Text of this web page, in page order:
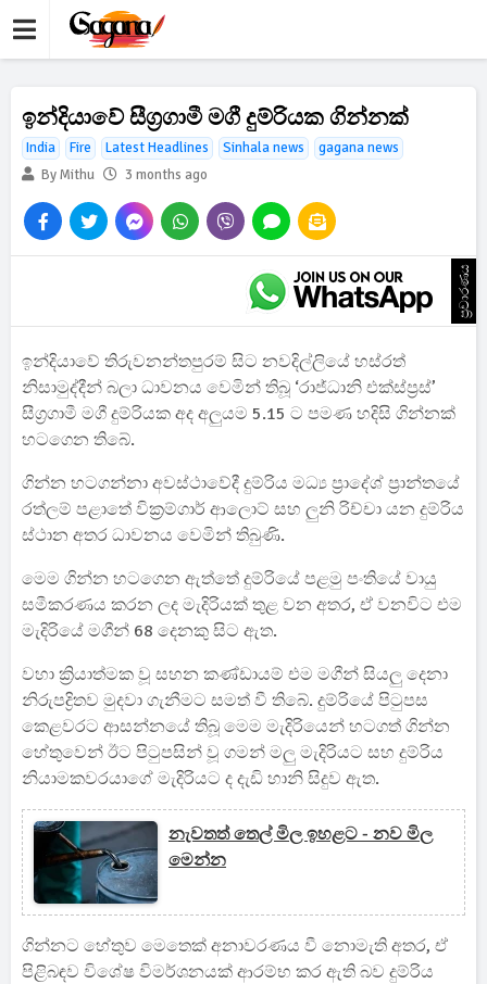
ඉන්දියාවේ සීග්‍රගාමී මගී දුම්රියක ගින්නක්
India Fire Latest Headlines Sinhala news
gagana news
By Mithu
3 months ago
ප්‍රචාරණය
ඉන්දියාවේ තිරුවනන්තපුරම් සිට නවදිල්ලියේ හස්රත්
නිසාමුද්දීන් බලා ධාවනය වෙමින් තිබූ ‘රාජ්ධානි එක්ස්ප්‍රස්’
සීග්‍රගාමී මගී දුම්රියක අද අලුයම 5.15 ට පමණ හදිසි ගින්නක්
හටගෙන තිබේ.
ගින්න හටගන්නා අවස්ථාවේදී දුම්රිය මධ්‍ය ප්‍රාදේශ් ප්‍රාන්තයේ
රත්ලම් පළාතේ වික්‍රම්ගාර් ආලොට් සහ ලුනි රිච්චා යන දුම්රිය
ස්ථාන අතර ධාවනය වෙමින් තිබුණි.
මෙම ගින්න හටගෙන ඇත්තේ දුම්රියේ පළමු පංතියේ වායු
සමීකරණය කරන ලද මැදිරියක් තුළ වන අතර, ඒ වනවිට එම
මැදිරියේ මගීන් 68 දෙනකු සිට ඇත.
වහා ක්‍රියාත්මක වූ සහන කණ්ඩායම් එම මගීන් සියලු දෙනා
නිරුපද්‍රිතව මුදවා ගැනීමට සමත් වී තිබේ. දුම්රියේ පිටුපස
කෙළවරට ආසන්නයේ තිබූ මෙම මැදිරියෙන් හටගත් ගින්න
හේතුවෙන් ඊට පිටුපසින් වූ ගමන් මලු මැදිරියට සහ දුම්රිය
නියාමකවරයාගේ මැදිරියට ද දැඩි හානි සිදුව ඇත.
නැවතත් තෙල් මිල ඉහළට - නව මිල
මෙන්න
ගින්නට හේතුව මෙතෙක් අනාවරණය වී නොමැති අතර, ඒ
පිළිබඳව විශේෂ විමර්ශනයක් ආරම්භ කර ඇති බව දුම්රිය